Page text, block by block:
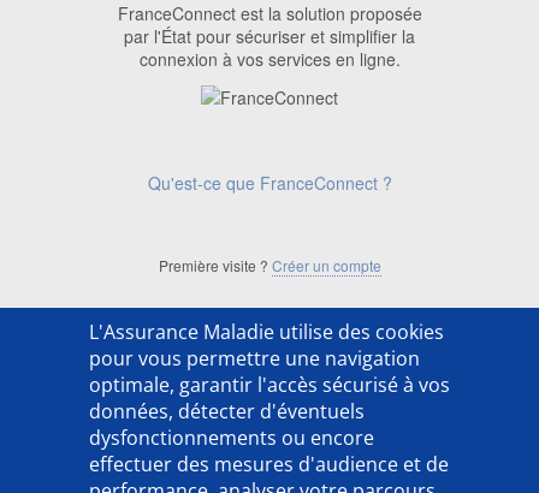
L'Assurance Maladie utilise des cookies
pour vous permettre une navigation
optimale, garantir l'accès sécurisé à vos
données, détecter d'éventuels
dysfonctionnements ou encore
effectuer des mesures d'audience et de
FranceConnect est la solution proposée
par l'État pour sécuriser et simplifier la
connexion à vos services en ligne.
Qu'est-ce que FranceConnect ?
Première visite ? Créer un compte
['ACSO254202LX']